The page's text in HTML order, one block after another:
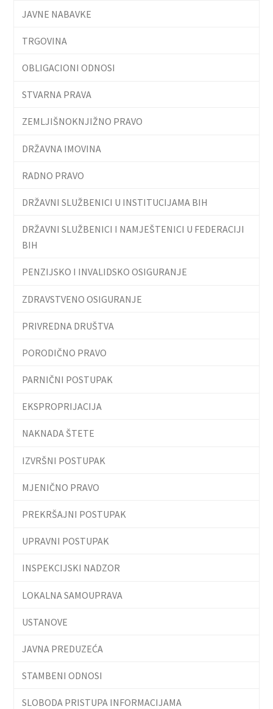
JAVNE NABAVKE
TRGOVINA
OBLIGACIONI ODNOSI
STVARNA PRAVA
ZEMLJIŠNOKNJIŽNO PRAVO
DRŽAVNA IMOVINA
RADNO PRAVO
DRŽAVNI SLUŽBENICI U INSTITUCIJAMA BIH
DRŽAVNI SLUŽBENICI I NAMJEŠTENICI U FEDERACIJI
BIH
PENZIJSKO I INVALIDSKO OSIGURANJE
ZDRAVSTVENO OSIGURANJE
PRIVREDNA DRUŠTVA
PORODIČNO PRAVO
PARNIČNI POSTUPAK
EKSPROPRIJACIJA
NAKNADA ŠTETE
IZVRŠNI POSTUPAK
MJENIČNO PRAVO
PREKRŠAJNI POSTUPAK
UPRAVNI POSTUPAK
INSPEKCIJSKI NADZOR
LOKALNA SAMOUPRAVA
USTANOVE
JAVNA PREDUZEĆA
STAMBENI ODNOSI
SLOBODA PRISTUPA INFORMACIJAMA